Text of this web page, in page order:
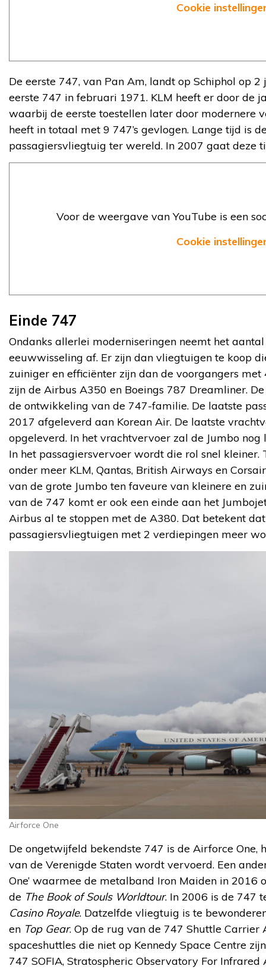
Cookie
De eerste 747, van Pan Am, landt op Schiphol op
eerste 747 in februari 1971. KLM heeft er door de
waarbij de eerste toestellen later door modernere
heeft in totaal met 9 747’s gevlogen. Lange tijd is
passagiersvliegtuig ter wereld. In 2007 gaat deze
Voor de weergave van YouTube is een
Cookie
Einde 747
Ondanks allerlei moderniseringen neemt het
eeuwwisseling af. Er zijn dan vliegtuigen te koop
zuiniger en efficiënter zijn dan de voorgangers
zijn de Airbus A350 en Boeings 787 Dreamliner.
de ontwikkeling van de 747-familie. De laatste
2017 afgeleverd aan Korean Air. De laatste
opgeleverd. In het vrachtvervoer zal de Jumbo
In het passagiersvervoer wordt die rol snel kleiner.
onder meer KLM, Qantas, British Airways en
van de grote Jumbo ten faveure van kleinere en
van de 747 komt er ook een einde aan het
Airbus al te stoppen met de A380. Dat betekent
passagiersvliegtuigen met 2 verdiepingen meer
Airforce One
De ongetwijfeld bekendste 747 is de Airforce
van de Verenigde Staten wordt vervoerd. Een
One’ waarmee de metalband Iron Maiden in 2016
de The Book of Souls Worldtour. In 2006 is de 747
Casino Royale. Datzelfde vliegtuig is te
en Top Gear. Op de rug van de 747 Shuttle
spaceshuttles die niet op Kennedy Space Centre
747 SOFIA, Stratospheric Observatory For Infrared